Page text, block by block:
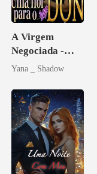
A Virgem
Negociada -
Uma flor para o
Yana _ Shadow